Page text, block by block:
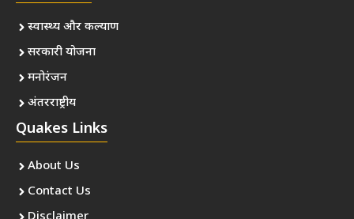
स्वास्थ्य और कल्याण
सरकारी योजना
मनोरंजन
अंतरराष्ट्रीय
Quakes Links
About Us
Contact Us